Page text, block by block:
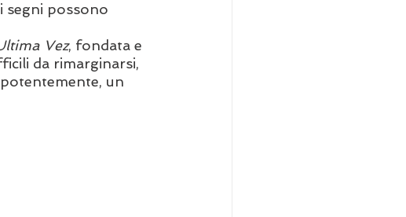
segni possono
Vez, fondata e
da rimarginarsi,
un